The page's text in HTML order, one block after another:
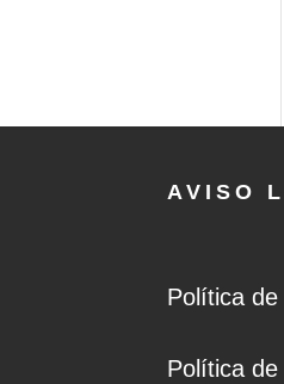
AVISO
Política de
Política de